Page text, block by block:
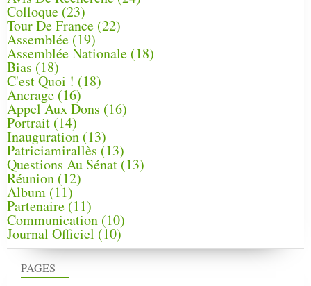
PAGES
Colloque (23)
Tour De France (22)
Assemblée (19)
Assemblée Nationale (18)
Bias (18)
C'est Quoi ! (18)
Ancrage (16)
Appel Aux Dons (16)
Portrait (14)
Inauguration (13)
Patriciamirallès (13)
Questions Au Sénat(13)
Réunion (12)
Album (11)
Partenaire(11)
Communication (10)
Journal Officiel (10)